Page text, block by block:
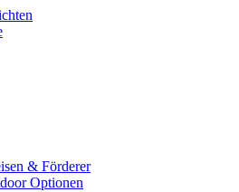
& Förderer
Optionen